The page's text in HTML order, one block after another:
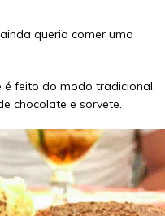
queria comer uma
é feito do modo tradicional,
chocolate e sorvete.